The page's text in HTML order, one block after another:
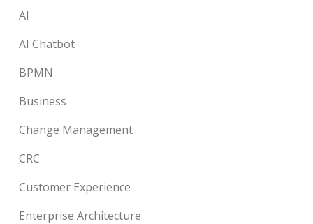
AI
AI Chatbot
BPMN
Business
Change Management
CRC
Customer Experience
Enterprise Architecture